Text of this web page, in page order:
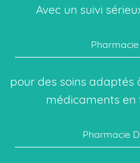
Avec un suivi
Pharmacie
pour des soins adaptés
médicaments en
Pharmacie